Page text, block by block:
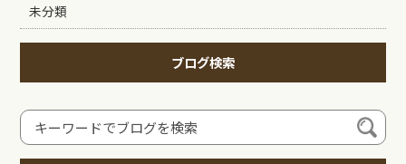
未分類
ブログ検索